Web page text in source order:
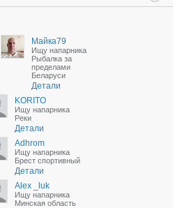
Майка79
Ищу напарника
Рыбалка за
пределами
Беларуси
Детали
KORITO
Ищу напарника
Реки
Детали
Adhrom
Ищу напарника
Брест спортивный
Детали
Alex _luk
Ищу напарника
Минская область